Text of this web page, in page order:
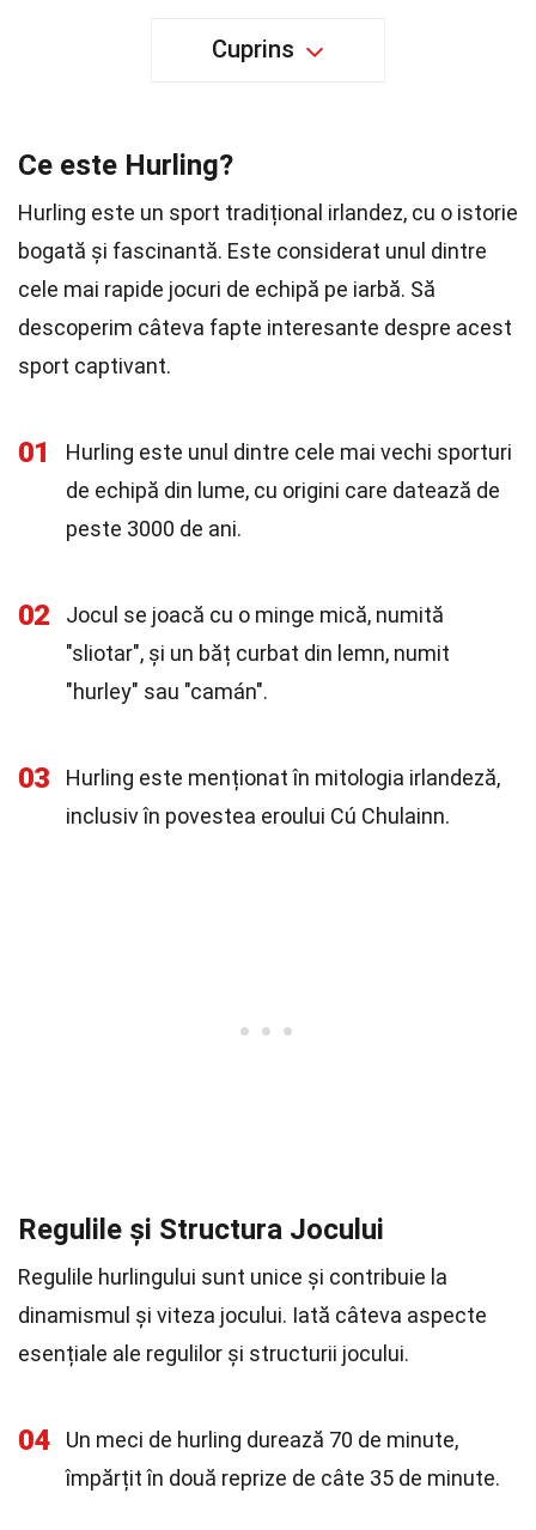
Cuprins
Ce este Hurling?
Hurling este un sport tradițional irlandez, cu o istorie
bogată și fascinantă. Este considerat unul dintre
cele mai rapide jocuri de echipă pe iarbă. Să
descoperim câteva fapte interesante despre acest
sport captivant.
01
Hurling este unul dintre cele mai vechi sporturi
de echipă din lume, cu origini care datează de
peste 3000 de ani.
02
Jocul se joacă cu o minge mică, numită
"sliotar", și un băț curbat din lemn, numit
"hurley" sau "camán".
03
Hurling este menționat în mitologia irlandeză,
inclusiv în povestea eroului Cú Chulainn.
Regulile și Structura Jocului
Regulile hurlingului sunt unice și contribuie la
dinamismul și viteza jocului. Iată câteva aspecte
esențiale ale regulilor și structurii jocului.
04
Un meci de hurling durează 70 de minute,
împărțit în două reprize de câte 35 de minute.